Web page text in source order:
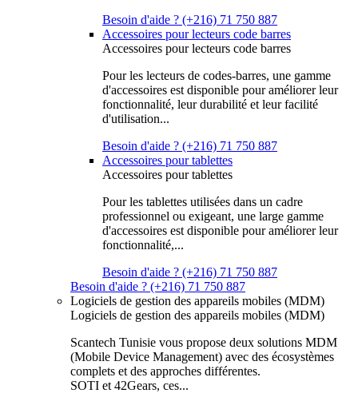
Besoin d'aide ? (+216) 71 750 887
Accessoires pour lecteurs code barres
Accessoires pour lecteurs code barres
Pour les lecteurs de codes-barres, une gamme
d'accessoires est disponible pour améliorer leur
fonctionnalité, leur durabilité et leur facilité
d'utilisation...
Besoin d'aide ? (+216) 71 750 887
Accessoires pour tablettes
Accessoires pour tablettes
Pour les tablettes utilisées dans un cadre
professionnel ou exigeant, une large gamme
d'accessoires est disponible pour améliorer leur
fonctionnalité,...
Besoin d'aide ? (+216) 71 750 887
Besoin d'aide ? (+216) 71 750 887
Logiciels de gestion des appareils mobiles (MDM)
Logiciels de gestion des appareils mobiles (MDM)
Scantech Tunisie vous propose deux solutions MDM
(Mobile Device Management) avec des écosystèmes
complets et des approches différentes.
SOTI et 42Gears, ces...